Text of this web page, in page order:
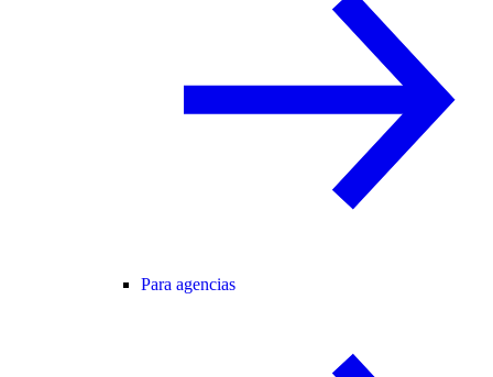
Para agencias